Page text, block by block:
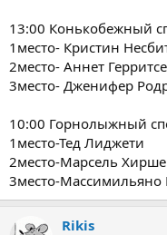
13:00 Конькобежный
1место- Кристин
2место- Аннет
3место- Дженифер
10:00 Горнолыжный
1место-Тед Лиджети
2место-Марсель
3место-Массимильяно
Rikis